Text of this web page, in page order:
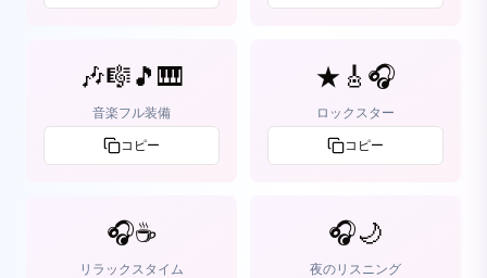
🎶🎼🎵🎹
音楽フル装備
コピー
★🎸🎧
ロックスター
コピー
🎧☕
リラックスタイム
🎧🌙
夜のリスニング